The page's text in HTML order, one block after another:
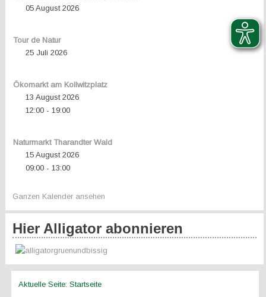
05 August 2026
Tour de Natur
25 Juli 2026
Ökomarkt am Kollwitzplatz
13 August 2026
12:00- 19:00
Naturmarkt Tharandter Wald
15 August 2026
09:00- 13:00
Ganzen Kalender ansehen
Hier Alligator abonnieren
Aktuelle Seite:Startseite